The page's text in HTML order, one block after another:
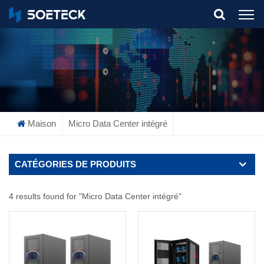
What Are You Looking For?
Maison Micro Data Center intégré
CATÉGORIES DE PRODUITS
4 results found for "Micro Data Center intégré"